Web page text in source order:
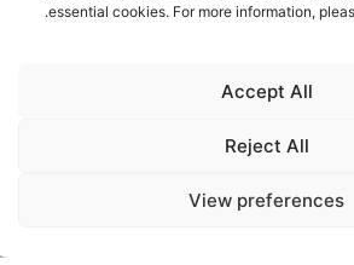
essential cookies. For more information,
.
Accept All
Reject All
View preferences